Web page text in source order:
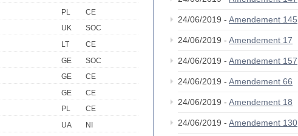
PL
CE
UK
SOC
LT
CE
GE
SOC
GE
CE
GE
CE
PL
CE
UA
NI
24/06/2019 - Amendement 145
24/06/2019 - Amendement 17
24/06/2019 - Amendement 157
24/06/2019 - Amendement 66
24/06/2019 - Amendement 18
24/06/2019 - Amendement 130